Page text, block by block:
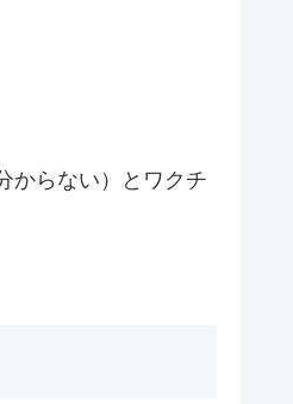
からない）とワクチ